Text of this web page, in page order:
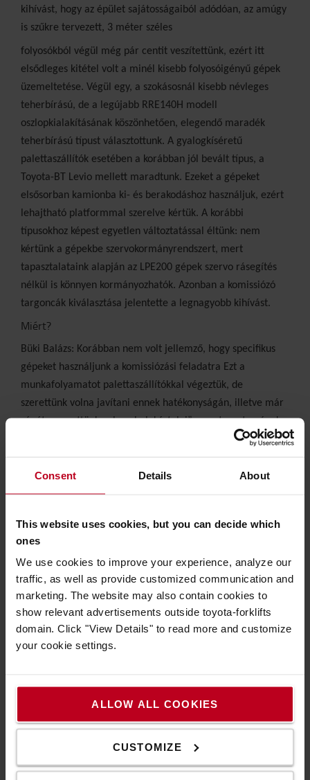
Consent Details About
This website uses cookies, but you can decide which
ones
We use cookies to improve your experience, analyze our
traffic, as well as provide customized communication and
marketing. The website may also contain cookies to
show relevant advertisements outside toyota-forklifts
domain. Click "View Details" to read more and customize
your cookie settings.
ALLOW ALL COOKIES
CUSTOMIZE
kihívást, hogy az épület sajátosságaiból adódóan, az amúgy
is szűkre tervezett, 3 méter széles
folyosókból végül még pár centit veszítettünk, ezért itt
elsődleges kitétel volt a minél kisebb folyosóigényű gépek
üzemeltetése. Végül egy, a szokásosnál kisebb névleges
teherbírású, de a legújabb RRE140H modell
oszlopkialakításának köszönhetően, elegendő maradék
teherbírású típust választottunk. A gyalogkíséretű
palettaszállítók esetében a korábban jól bevált típus, a
Toyota-BT Levio mellett maradtunk. Ezeket a gépeket
elsősorban kamionba ki- és berakodáshoz használjuk, ezért
lehajtható platformmal szerelve kértük. A korábbi
típusokhoz képest egyetlen változtatással éltünk: nem
kértünk a gépekbe szervokormányrendszert, mert
tapasztalataink alapján az LPE200 gépek szervo rásegítés
nélkül is könnyen kormányozhatók. Azonban a komissiózó
targoncák kiválasztása jelentette a legnagyobb kihívást.
Miért?
Büki Balázs: Korábban nem volt jellemző, hogy specifikus
gépeket használjunk a komissiózási feladatra Ezt a
munkafolyamatot palettaszállítókkal végeztük, de
szerettünk volna javítani ennek hatékonyságán, illetve már
régóta szerettünk volna „belekóstolni” az automata gépek
világába. Így jó lehetőség adódott az új beszerzés kapcsán,
rendelkeznek bizonyos félautomata funkcióval. Végül a
Toyota-BT Optio OSE250-es típus mellett döntöttünk „T-
komissiózást végző munkatársainknak lehetősége van arra,
hogy az egymáshoz közel lévő kiszedési pontok között
távirányítóval vezéreljék a targoncát. A gép automatikusan
tartja az előre megadott távolságot az állványtól, és
érzékelőkkel figyeli a környezetét. Ha bárki a gép biztonsági
zónáján belül kerül, a gép azonnal megáll. Mészáros Ferenc
lehető legközelebb helyezkedik el. Ezt a gépkialakítást
egyébként a BT a 70-es években fejlesztette ki, amikor
elkészítették az első kifejezetten alacsony komissiózásra
tervezett gépet annak érdekében, hogy növeljék a